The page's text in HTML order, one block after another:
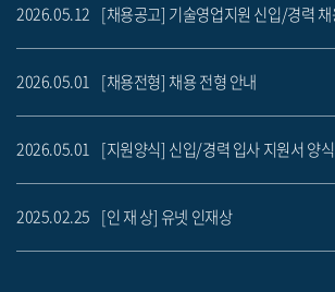
2026.05.12
2026.05.01 [채용전형] 채용 전형 안내
2026.05.01 [지원양식] 신입/경력 입사 지원서 양식
2025.02.25 [인 재 상] 유넷 인재상